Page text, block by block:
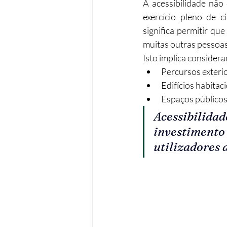
Operações urbanísticas
Acessibilidades
A acessibilidade
exercício pleno de
significa permitir que
muitas outras
Isto implica
Percursos
Edifícios
Espaços
investimento
utilizadores